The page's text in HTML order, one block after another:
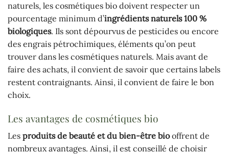
naturels, les cosmétiques bio doivent respecter un
pourcentage minimum d’ingrédients naturels 100 %
biologiques. Ils sont dépourvus de pesticides ou encore
des engrais pétrochimiques, éléments qu’on peut
trouver dans les cosmétiques naturels. Mais avant de
faire des achats, il convient de savoir que certains labels
restent contraignants. Ainsi, il convient de faire le bon
choix.
Les avantages de cosmétiques bio
Les produits de beauté et du bien-être biooffrent de
nombreux avantages. Ainsi, il est conseillé de choisir